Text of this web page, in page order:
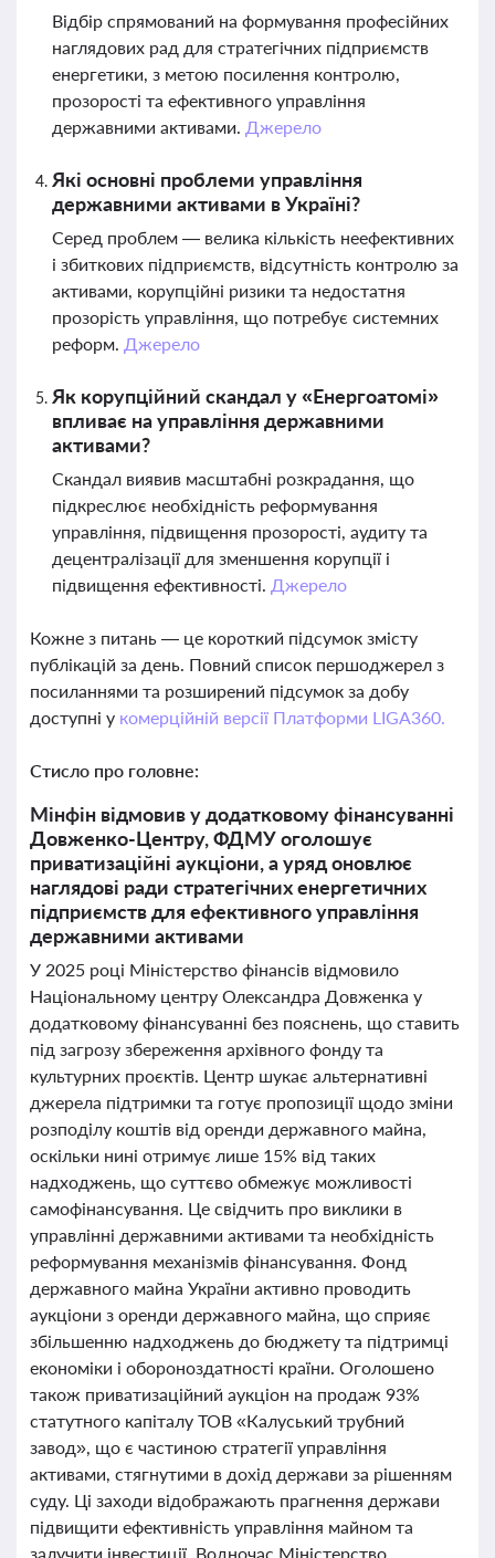
Відбір спрямований на формування професійних
наглядових рад для стратегічних підприємств
енергетики, з метою посилення контролю,
прозорості та ефективного управління
державними активами. Джерело
Які основні проблеми управління
державними активами в Україні?
Серед проблем — велика кількість неефективних
і збиткових підприємств, відсутність контролю за
активами, корупційні ризики та недостатня
прозорість управління, що потребує системних
реформ. Джерело
Як корупційний скандал у «Енергоатомі»
впливає на управління державними
активами?
Скандал виявив масштабні розкрадання, що
підкреслює необхідність реформування
управління, підвищення прозорості, аудиту та
децентралізації для зменшення корупції і
підвищення ефективності. Джерело
Кожне з питань — це короткий підсумок змісту
публікацій за день. Повний список першоджерел з
посиланнями та розширений підсумок за добу
доступні у комерційній версії Платформи LIGA360.
Стисло про головне:
Мінфін відмовив у додатковому фінансуванні
Довженко-Центру, ФДМУ оголошує
приватизаційні аукціони, а уряд оновлює
наглядові ради стратегічних енергетичних
підприємств для ефективного управління
державними активами
У 2025 році Міністерство фінансів відмовило
Національному центру Олександра Довженка у
додатковому фінансуванні без пояснень, що ставить
під загрозу збереження архівного фонду та
культурних проєктів. Центр шукає альтернативні
джерела підтримки та готує пропозиції щодо зміни
розподілу коштів від оренди державного майна,
оскільки нині отримує лише 15% від таких
надходжень, що суттєво обмежує можливості
самофінансування. Це свідчить про виклики в
управлінні державними активами та необхідність
реформування механізмів фінансування. Фонд
державного майна України активно проводить
аукціони з оренди державного майна, що сприяє
збільшенню надходжень до бюджету та підтримці
економіки і обороноздатності країни. Оголошено
також приватизаційний аукціон на продаж 93%
статутного капіталу ТОВ «Калуський трубний
завод», що є частиною стратегії управління
активами, стягнутими в дохід держави за рішенням
суду. Ці заходи відображають прагнення держави
підвищити ефективність управління майном та
залучити інвестиції. Водночас Міністерство